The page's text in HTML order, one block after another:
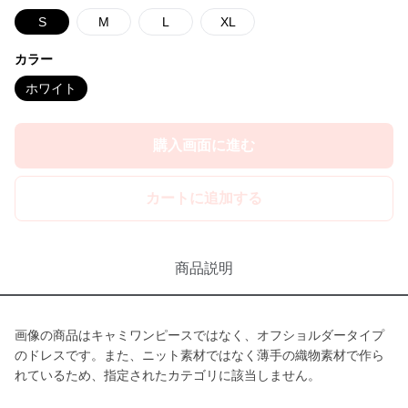
S M L XL
カラー
ホワイト
購入画面に進む
カートに追加する
商品説明
画像の商品はキャミワンピースではなく、オフショルダータイプ
のドレスです。また、ニット素材ではなく薄手の織物素材で作ら
れているため、指定されたカテゴリに該当しません。